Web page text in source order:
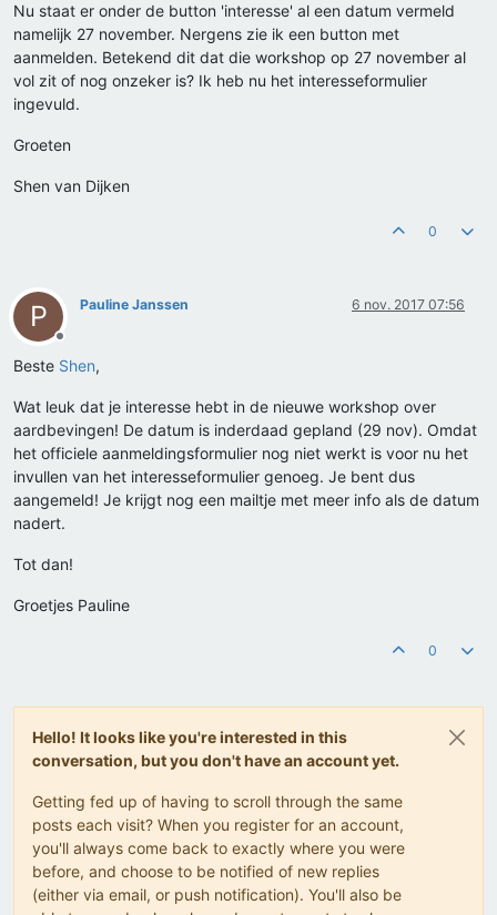
Nu staat er onder de button 'interesse' al een datum vermeld
namelijk 27 november. Nergens zie ik een button met
aanmelden. Betekend dit dat die workshop op 27 november al
vol zit of nog onzeker is? Ik heb nu het interesseformulier
ingevuld.
Groeten
Shen van Dijken
0
P
Offline
Pauline Janssen 6 nov. 2017 07:56
Beste Shen,
Wat leuk dat je interesse hebt in de nieuwe workshop over
aardbevingen! De datum is inderdaad gepland (29 nov). Omdat
het officiele aanmeldingsformulier nog niet werkt is voor nu het
invullen van het interesseformulier genoeg. Je bent dus
aangemeld! Je krijgt nog een mailtje met meer info als de datum
nadert.
Tot dan!
Groetjes Pauline
0
Hello! It looks like you're interested in this
conversation, but you don't have an account yet.
Getting fed up of having to scroll through the same
posts each visit? When you register for an account,
you'll always come back to exactly where you were
before, and choose to be notified of new replies
(either via email, or push notification). You'll also be